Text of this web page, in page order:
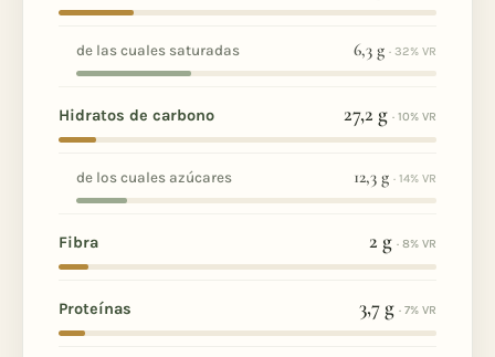
de las cuales saturadas 6,3 g · 32% VR
Hidratos de carbono 27,2 g · 10% VR
de los cuales azúcares 12,3 g · 14% VR
Fibra 2 g · 8% VR
Proteínas 3,7 g · 7% VR